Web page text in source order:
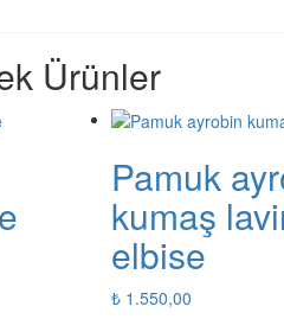
Ürünler
Pamuk
kumaş
elbise
₺ 1.550,00